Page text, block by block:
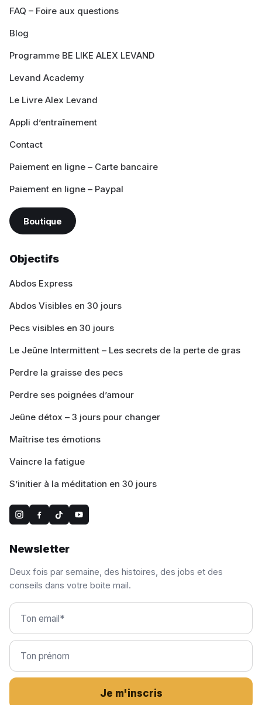
FAQ – Foire aux questions
Blog
Programme BE LIKE ALEX LEVAND
Levand Academy
Le Livre Alex Levand
Appli d’entraînement
Contact
Paiement en ligne – Carte bancaire
Paiement en ligne – Paypal
Boutique
Objectifs
Abdos Express
Abdos Visibles en 30 jours
Pecs visibles en 30 jours
Le Jeûne Intermittent – Les secrets de la perte de gras
Perdre la graisse des pecs
Perdre ses poignées d’amour
Jeûne détox – 3 jours pour changer
Maîtrise tes émotions
Vaincre la fatigue
S’initier à la méditation en 30 jours
Newsletter
Deux fois par semaine, des histoires, des jobs et des
conseils dans votre boite mail.
Je m'inscris